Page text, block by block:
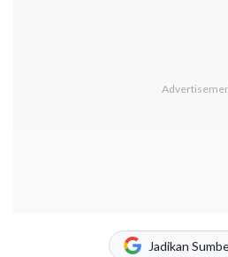
Jadikan